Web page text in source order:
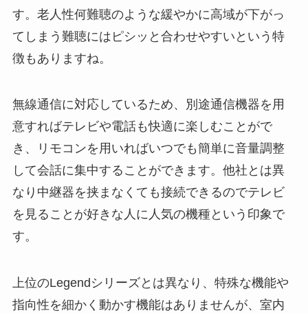
す。老人性何難聴のような緩やかに高域が下がっ
てしまう難聴にはピシッと合わせやすいという特
徴もありますね。
無線通信に対応しているため、別途通信機器を用
意すればテレビや電話も快適に楽しむことがで
き、リモコンを用いればいつでも簡単に音量調整
して会話に集中することができます。他社とは異
なり中継器を挟まなくても接続できるのでテレビ
を見ることが好きな人に人気の機種という印象で
す。
上位のLegendシリーズとは異なり、特殊な機能や
指向性を細かく動かす機能はありませんが、室内